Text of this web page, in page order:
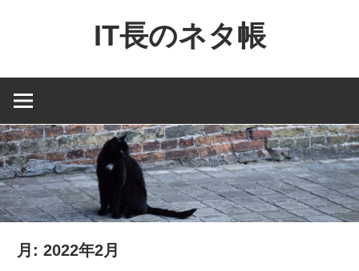
ン
へ
ス
キ
ッ
プ
IT長のネタ帳
NAV
Dynamics365
financial
を
中
に
月:2022年2月